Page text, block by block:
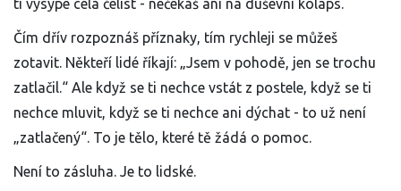
ti vysype celá čelist - nečekáš ani na duševní kolaps.
Čím dřív rozpoznáš příznaky, tím rychleji se můžeš
zotavit. Někteří lidé říkají: „Jsem v pohodě, jen se trochu
zatlačil.“ Ale když se ti nechce vstát z postele, když se ti
nechce mluvit, když se ti nechce ani dýchat - to už není
„zatlačený“. To je tělo, které tě žádá o pomoc.
Není to zásluha. Je to lidské.